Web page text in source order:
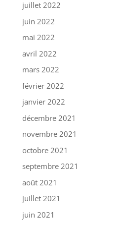
juillet 2022
juin 2022
mai 2022
avril 2022
mars 2022
février 2022
janvier 2022
décembre 2021
novembre 2021
octobre 2021
septembre 2021
août 2021
juillet 2021
juin 2021